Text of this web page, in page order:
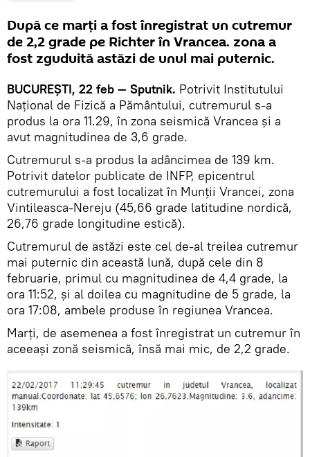
După ce marți a fost înregistrat un cutremur
de 2,2 grade pe Richter în Vrancea. zona a
fost zguduită astăzi de unul mai puternic.
BUCUREȘTI, 22 feb — Sputnik. Potrivit Institutului
Național de Fizică a Pământului, cutremurul s-a
produs la ora 11.29, în zona seismică Vrancea şi a
avut magnitudinea de 3,6 grade.
Cutremurul s-a produs la adâncimea de 139 km.
Potrivit datelor publicate de INFP, epicentrul
cutremurului a fost localizat în Munţii Vrancei, zona
Vintileasca-Nereju (45,66 grade latitudine nordică,
26,76 grade longitudine estică).
Cutremurul de astăzi este cel de-al treilea cutremur
mai puternic din această lună, după cele din 8
februarie, primul cu magnitudinea de 4,4 grade, la
ora 11:52, şi al doilea cu magnitudine de 5 grade, la
ora 17:08, ambele produse în regiunea Vrancea.
Marți, de asemenea a fost înregistrat un cutremur în
aceeași zonă seismică, însă mai mic, de 2,2 grade.